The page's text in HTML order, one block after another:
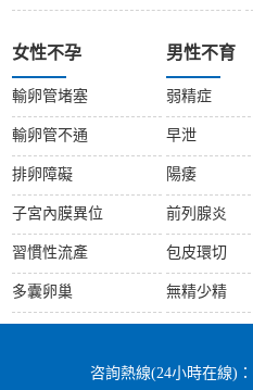
女性不孕
輸卵管堵塞
輸卵管不通
排卵障礙
子宮內膜異位
習慣性流產
多囊卵巢
男性不育
弱精症
早泄
陽痿
前列腺炎
包皮環切
無精少精
咨詢熱線(24小時在線)：